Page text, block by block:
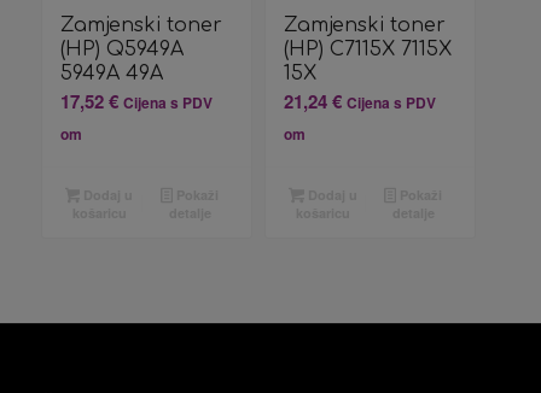
Zamjenski toner
(HP) Q5949A
5949A 49A
17,52€ Cijena s PDV
om
Zamjenski toner
(HP) C7115X 7115X
15X
21,24€ Cijena s PDV
om